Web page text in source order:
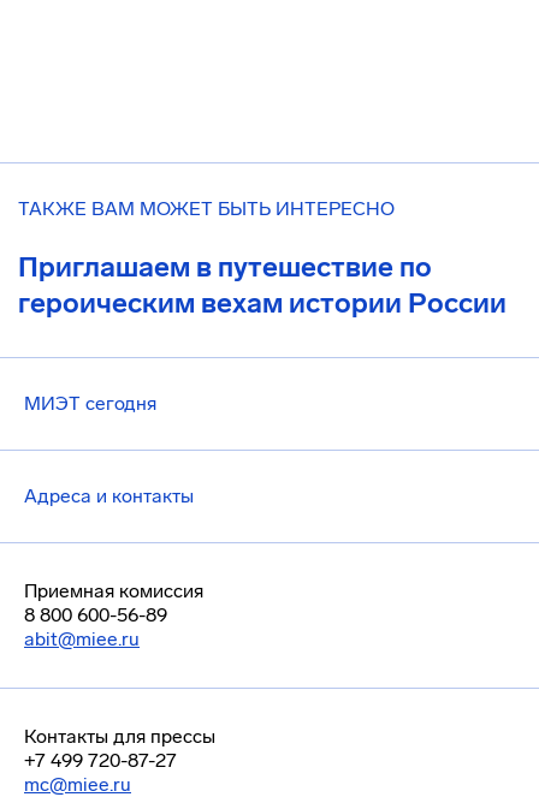
ТАКЖЕ ВАМ МОЖЕТ БЫТЬ ИНТЕРЕСНО
Приглашаем в путешествие по
героическим вехам истории России
МИЭТ сегодня
Адреса и контакты
Приемная комиссия
8 800 600-56-89
abit@miee.ru
Контакты для прессы
+7 499 720-87-27
mc@miee.ru